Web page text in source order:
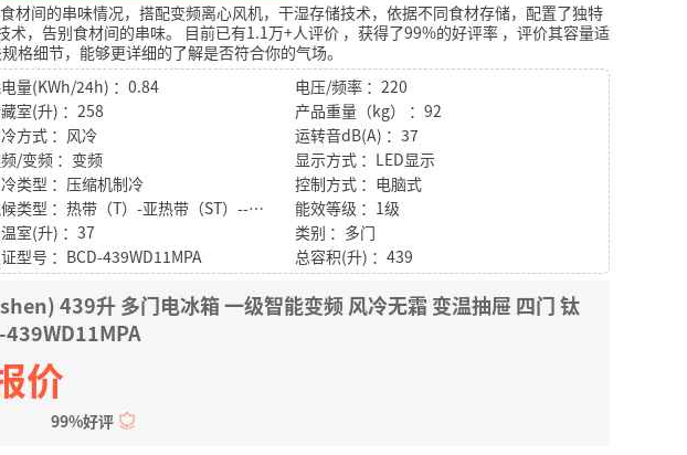
材间的串味情况，搭配变频离心风机，干湿存储技术，依据不同食材存储，配置了独特
，告别食材间的串味。
目前已有1.1万+人评价 ，获得了99%的好评率 ，评价其容量适
格细节，能够更详细的了解是否符合你的气场。
量(KWh/24h) ：0.84
电压/频率 ：220
室(升) ：258
产品重量（kg） ：92
方式 ：风冷
运转音dB(A) ：37
/变频 ：变频
显示方式 ：LED显示
类型 ：压缩机制冷
控制方式 ：电脑式
气候类型 ：热带（T）-亚热带（ST）--温带（N）－亚热带型（SN）
能效等级 ：1级
室(升) ：37
类别 ：多门
型号 ：BCD-439WD11MPA 总容积(升) ：439
439升 多门电冰箱 一级智能变频 风冷无霜 变温抽屉 四门 钛
439WD11MPA
价
99%好评